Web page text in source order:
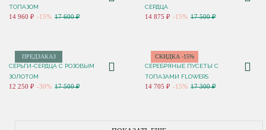
ТОПАЗОМ
14 960 ₽ -15% 17 600 ₽
СЕРДЦА
14 875 ₽ -15% 17 500 ₽
ПРЕДЗАКАЗ
СЕРЬГИ-СЕРДЦА С РОЗОВЫМ
ЗОЛОТОМ
12 250 ₽ -30% 17 500 ₽
СКИДКА -15%
СЕРЕБРЯНЫЕ ПУСЕТЫ С
ТОПАЗАМИ FLOWERS
14 705 ₽ -15% 17 300 ₽